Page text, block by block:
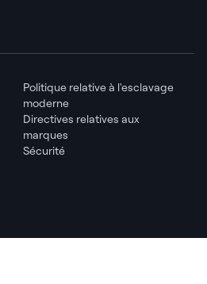
Politique relative à l'esclavage
moderne
Directives relatives aux
marques
Sécurité